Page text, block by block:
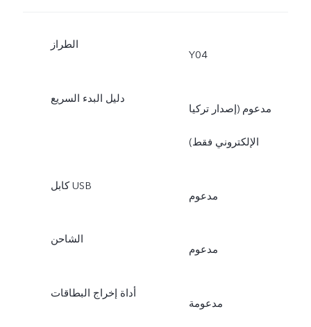
الطراز
Y04
دليل البدء السريع
مدعوم (إصدار تركيا
الإلكتروني فقط)
كابل USB
مدعوم
الشاحن
مدعوم
أداة إخراج البطاقات
مدعومة